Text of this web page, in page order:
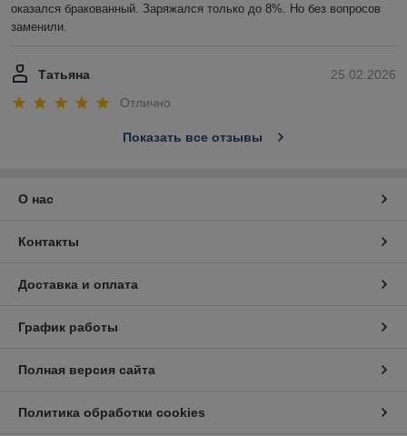
оказался бракованный. Заряжался только до 8%. Но без вопросов
заменили.
25.02.2026
Татьяна
Отлично
Показать все отзывы
О нас
Контакты
Доставка и оплата
График работы
Полная версия сайта
Политика обработки cookies